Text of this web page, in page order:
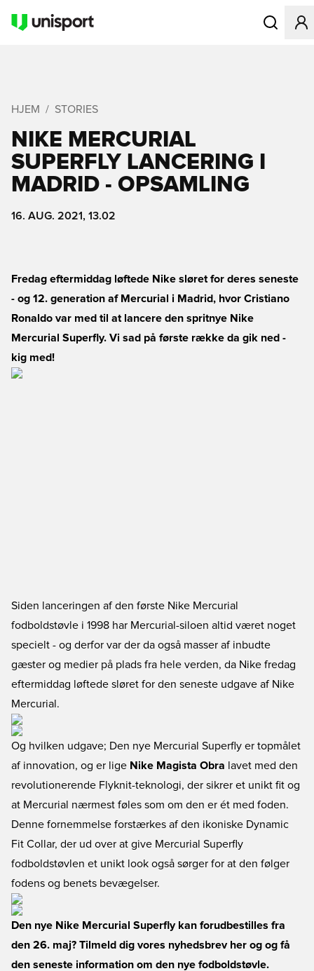
Åbner en
HJEM STORIES
NIKE MERCURIAL
SUPERFLY LANCERING I
MADRID - OPSAMLING
16. AUG. 2021, 13.02
Fredag eftermiddag løftede Nike sløret for deres seneste
- og 12. generation af Mercurial i Madrid, hvor Cristiano
Ronaldo var med til at lancere den spritnye Nike
Mercurial Superfly. Vi sad på første række da gik ned -
kig med!
Siden lanceringen af den første Nike Mercurial
fodboldstøvle i 1998 har Mercurial-siloen altid været noget
specielt - og derfor var der da også masser af inbudte
gæster og medier på plads fra hele verden, da Nike fredag
eftermiddag løftede sløret for den seneste udgave af Nike
Mercurial.
Og hvilken udgave; Den nye Mercurial Superfly er topmålet
af innovation, og er lige Nike Magista Obra lavet med den
revolutionerende Flyknit-teknologi, der sikrer et unikt fit og
at Mercurial nærmest føles som om den er ét med foden.
Denne fornemmelse forstærkes af den ikoniske Dynamic
Fit Collar, der ud over at give Mercurial Superfly
fodboldstøvlen et unikt look også sørger for at den følger
fodens og benets bevægelser.
Den nye Nike Mercurial Superfly kan forudbestilles fra
den 26. maj? Tilmeld dig vores nyhedsbrev her og og få
den seneste information om den nye fodboldstøvle.